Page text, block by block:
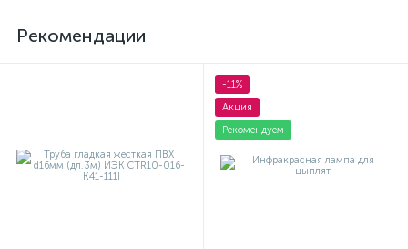
Рекомендации
-11%
Акция
Рекомендуем